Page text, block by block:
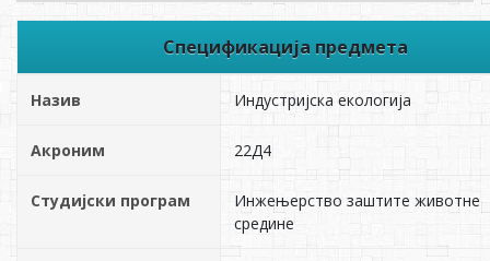
Спецификација предмета
Назив Индустријска екологија
Акроним 22Д4
Студијски програм
Инжењерство заштите животне
средине